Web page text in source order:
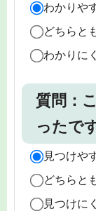
わかりや
どちらと
わかりに
質問：
ったで
見つけや
どちらと
見つけに